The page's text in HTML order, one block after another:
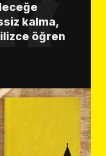
kalma,
öğren